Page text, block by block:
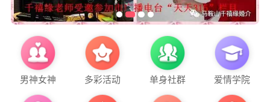
男神女神 多彩活动 单身社群 爱情学院